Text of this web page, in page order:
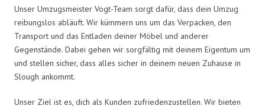
Unser Umzugsmeister Vogt-Team sorgt dafür, dass dein Umzug
reibungslos abläuft. Wir kümmern uns um das Verpacken, den
Transport und das Entladen deiner Möbel und anderer
Gegenstände. Dabei gehen wir sorgfältig mit deinem Eigentum um
und stellen sicher, dass alles sicher in deinem neuen Zuhause in
Slough ankommt.
Unser Ziel ist es, dich als Kunden zufriedenzustellen. Wir bieten